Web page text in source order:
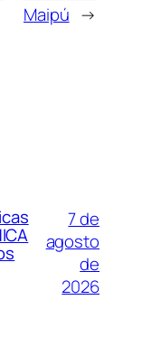
Maipú →
7 de
agosto
de
2026